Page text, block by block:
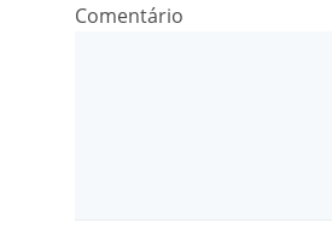
Comentário